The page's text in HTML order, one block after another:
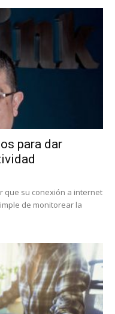
para dar
que su conexión a internet
de monitorear la